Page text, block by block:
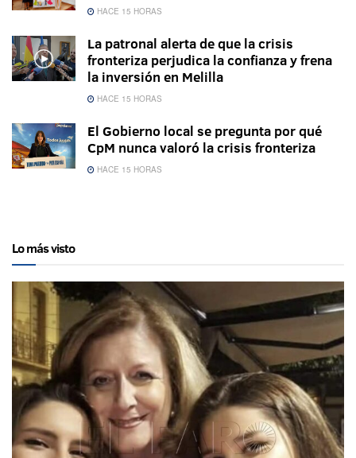
HACE 15 HORAS
La patronal alerta de que la crisis
fronteriza perjudica la confianza y frena
la inversión en Melilla
HACE 15 HORAS
El Gobierno local se pregunta por qué
CpM nunca valoró la crisis fronteriza
HACE 15 HORAS
Lo más visto